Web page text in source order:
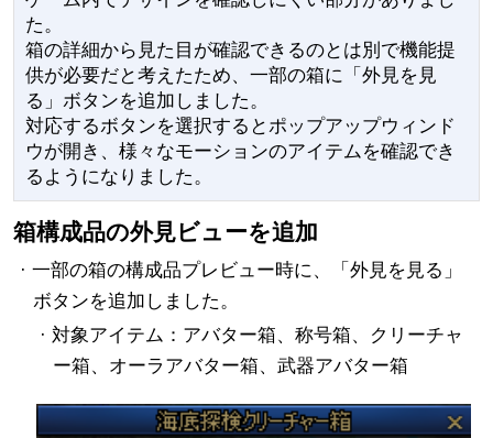
た。
箱の詳細から見た目が確認できるのとは別で機能提
供が必要だと考えたため、一部の箱に「外見を見
る」ボタンを追加しました。
対応するボタンを選択するとポップアップウィンド
ウが開き、様々なモーションのアイテムを確認でき
るようになりました。
箱構成品の外見ビューを追加
· 一部の箱の構成品プレビュー時に、「外見を見る」
ボタンを追加しました。
· 対象アイテム：アバター箱、称号箱、クリーチャ
ー箱、オーラアバター箱、武器アバター箱